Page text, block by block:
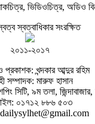
ভিডিওচিত্র, অডিও
স্বত্বাধিকার সংরক্ষিত
২০১১-২০১৭
প্রকাশক: খন্দকার আব্দুর রহিম
সম্পাদক: মারুফ হাসান
সিটি, ৯ম তলা, জিন্দাবাজার,
০১৭১২ ৮৮৬ ৫০৩